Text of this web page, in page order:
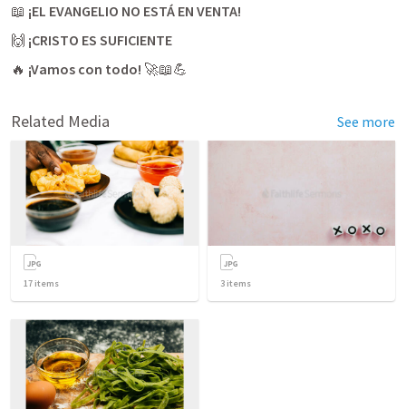
📖 ¡EL EVANGELIO NO ESTÁ EN VENTA!
🙌 ¡CRISTO ES SUFICIENTE
🔥 ¡Vamos con todo! 🚀📖💪
Related Media See more
17 items 3 items